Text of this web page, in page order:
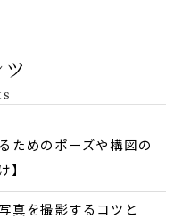
ためのポーズや構図の
真を撮影するコツと